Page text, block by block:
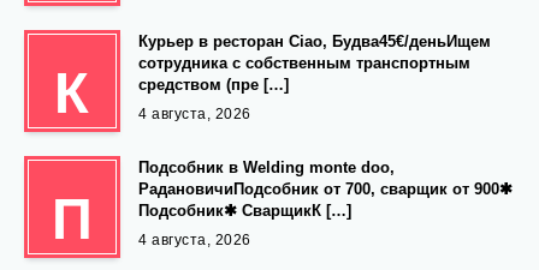
К
Курьер в ресторан Ciao, Будва45€/деньИщем
сотрудника с собственным транспортным
средством (пре […]
4 августа, 2026
П
Подсобник в Welding monte doo,
РадановичиПодсобник от 700, сварщик от 900✱
Подсобник✱ СварщикК […]
4 августа, 2026